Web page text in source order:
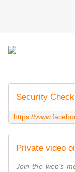
Security
Private video
Join the web's